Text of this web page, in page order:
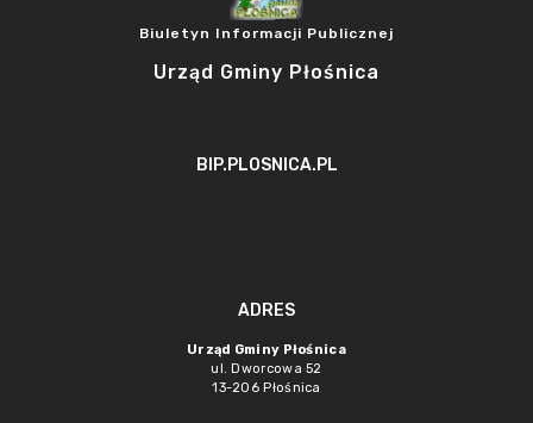
Biuletyn Informacji Publicznej
Urząd Gminy Płośnica
BIP.PLOSNICA.PL
ADRES
Urząd Gminy Płośnica
ul. Dworcowa 52
13-206 Płośnica